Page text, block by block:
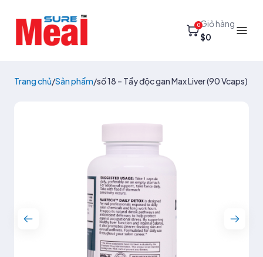
0Giỏ hàng
$0
Trang chủ/Sản phẩm/số 18 – Tẩy độc gan Max Liver (90 Vcaps)